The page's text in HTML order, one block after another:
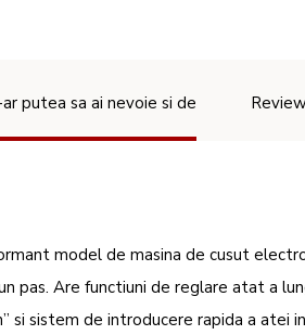
putea sa ai nevoie si de
model de masina de cusut
Are functiuni de reglare atat a
si sistem de introducere rapida a atei